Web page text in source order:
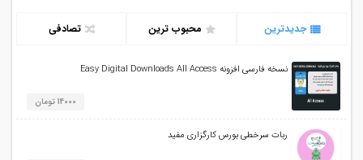
جدیدترین محبوب ترین تصادفی
نسخه فارسی افزونه Easy Digital Downloads All Access
14000 تومان
ربات سرخطی بورس کارگزاری مفید